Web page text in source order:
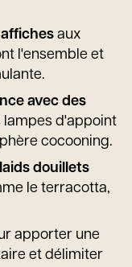
aux
l'ensemble et
avec des
lampes d'appoint
cocooning.
douillets
le terracotta,
apporter une
et délimiter